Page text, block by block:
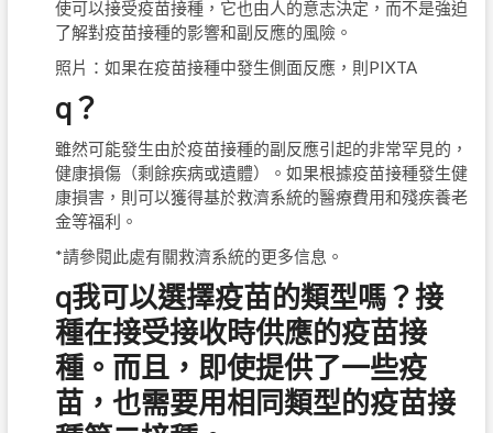
使可以接受疫苗接種，它也由人的意志決定，而不是強迫
了解對疫苗接種的影響和副反應的風險。
照片：如果在疫苗接種中發生側面反應，則PIXTA
q？
雖然可能發生由於疫苗接種的副反應引起的非常罕見的，
健康損傷（剩餘疾病或遺體）。如果根據疫苗接種發生健
康損害，則可以獲得基於救濟系統的醫療費用和殘疾養老
金等福利。
*請參閱此處有關救濟系統的更多信息。
q我可以選擇疫苗的類型嗎？接
種在接受接收時供應的疫苗接
種。而且，即使提供了一些疫
苗，也需要用相同類型的疫苗接